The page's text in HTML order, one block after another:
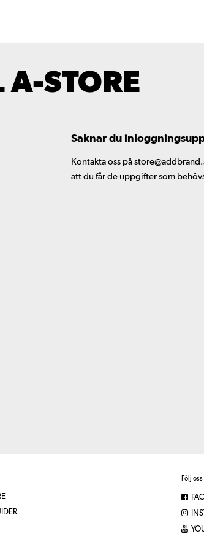
STORE
Saknar du
Kontakta oss på
att du får de uppgifter som
Följ oss